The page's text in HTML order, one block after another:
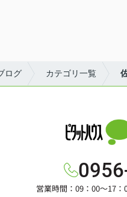
ログ カテゴリ一覧
営業時間：09：00～17